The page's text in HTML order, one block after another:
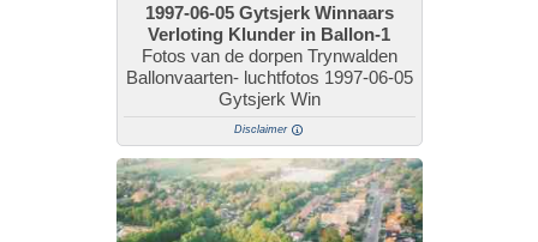
1997-06-05 Gytsjerk Winnaars
Verloting Klunder in Ballon-1
Fotos van de dorpen Trynwalden
Ballonvaarten- luchtfotos 1997-06-05
Gytsjerk Win
Disclaimer